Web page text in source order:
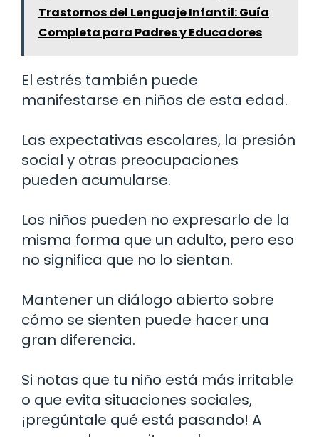
Trastornos del Lenguaje Infantil: Guía
Completa para Padres y Educadores
El estrés también puede
manifestarse en niños de esta edad.
Las expectativas escolares, la presión
social y otras preocupaciones
pueden acumularse.
Los niños pueden no expresarlo de la
misma forma que un adulto, pero eso
no significa que no lo sientan.
Mantener un diálogo abierto sobre
cómo se sienten puede hacer una
gran diferencia.
Si notas que tu niño está más irritable
o que evita situaciones sociales,
¡pregúntale qué está pasando! A